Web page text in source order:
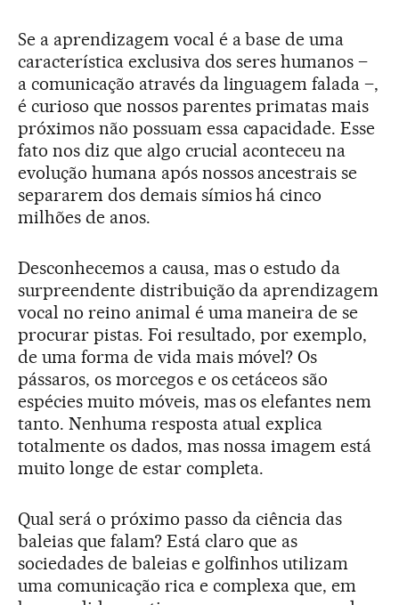
Se a aprendizagem vocal é a base de uma
característica exclusiva dos seres humanos –
a comunicação através da linguagem falada –,
é curioso que nossos parentes primatas mais
próximos não possuam essa capacidade. Esse
fato nos diz que algo crucial aconteceu na
evolução humana após nossos ancestrais se
separarem dos demais símios há cinco
milhões de anos.
Desconhecemos a causa, mas o estudo da
surpreendente distribuição da aprendizagem
vocal no reino animal é uma maneira de se
procurar pistas. Foi resultado, por exemplo,
de uma forma de vida mais móvel? Os
pássaros, os morcegos e os cetáceos são
espécies muito móveis, mas os elefantes nem
tanto. Nenhuma resposta atual explica
totalmente os dados, mas nossa imagem está
muito longe de estar completa.
Qual será o próximo passo da ciência das
baleias que falam? Está claro que as
sociedades de baleias e golfinhos utilizam
uma comunicação rica e complexa que, em